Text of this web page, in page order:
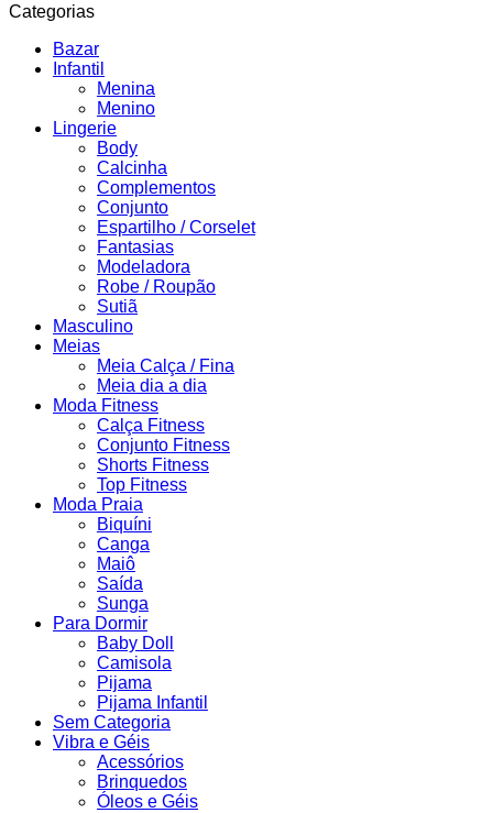
Categorias
Bazar
Infantil
Menina
Menino
Lingerie
Body
Calcinha
Complementos
Conjunto
Espartilho / Corselet
Fantasias
Modeladora
Robe / Roupão
Sutiã
Masculino
Meias
Meia Calça / Fina
Meia dia a dia
Moda Fitness
Calça Fitness
Conjunto Fitness
Shorts Fitness
Top Fitness
Moda Praia
Biquíni
Canga
Maiô
Saída
Sunga
Para Dormir
Baby Doll
Camisola
Pijama
Pijama Infantil
Sem Categoria
Vibra e Géis
Acessórios
Brinquedos
Óleos e Géis